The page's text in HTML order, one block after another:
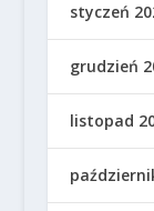
styczeń
grudzień
listopad